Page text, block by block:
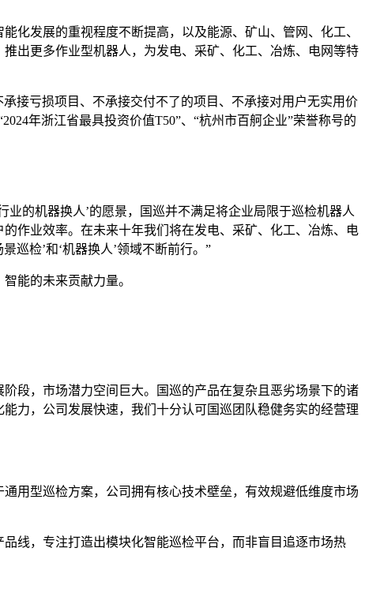
化发展的重视程度不断提高，以及能源、矿山、管网、化工、
出更多作业型机器人，为发电、采矿、化工、冶炼、电网等特
接亏损项目、不承接交付不了的项目、不承接对用户无实用价
年浙江省最具投资价值T50”、“杭州市百舸企业”荣誉称号的
业的机器换人’的愿景，国巡并不满足将企业局限于巡检机器人
作业效率。在未来十年我们将在发电、采矿、化工、冶炼、电
巡检’和‘机器换人’领域不断前行。”
能的未来贡献力量。
段，市场潜力空间巨大。国巡的产品在复杂且恶劣场景下的诸
力，公司发展快速，我们十分认可国巡团队稳健务实的经营理
用型巡检方案，公司拥有核心技术壁垒，有效规避低维度市场
线，专注打造出模块化智能巡检平台，而非盲目追逐市场热